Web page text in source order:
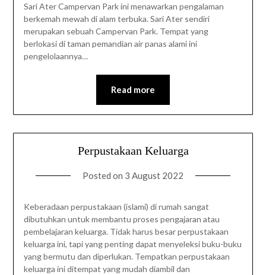
Sari Ater Campervan Park ini menawarkan pengalaman
berkemah mewah di alam terbuka. Sari Ater sendiri
merupakan sebuah Campervan Park. Tempat yang
berlokasi di taman pemandian air panas alami ini
pengelolaannya…
Read more
Perpustakaan Keluarga
Posted on 3 August 2022
Keberadaan perpustakaan (islami) di rumah sangat
dibutuhkan untuk membantu proses pengajaran atau
pembelajaran keluarga. Tidak harus besar perpustakaan
keluarga ini, tapi yang penting dapat menyeleksi buku-buku
yang bermutu dan diperlukan. Tempatkan perpustakaan
keluarga ini ditempat yang mudah diambil dan